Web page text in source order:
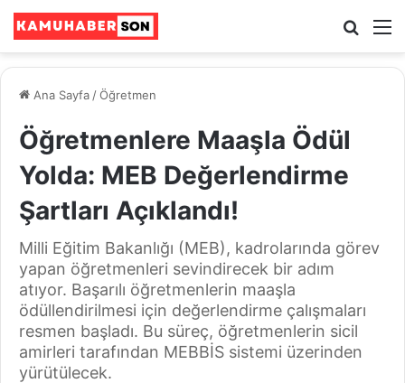
Ara
Ana Sayfa /Öğretmen
Öğretmenlere Maaşla Ödül
Yolda: MEB Değerlendirme
Şartları Açıklandı!
Milli Eğitim Bakanlığı (MEB), kadrolarında görev
yapan öğretmenleri sevindirecek bir adım
atıyor. Başarılı öğretmenlerin maaşla
ödüllendirilmesi için değerlendirme çalışmaları
resmen başladı. Bu süreç, öğretmenlerin sicil
amirleri tarafından MEBBİS sistemi üzerinden
yürütülecek.